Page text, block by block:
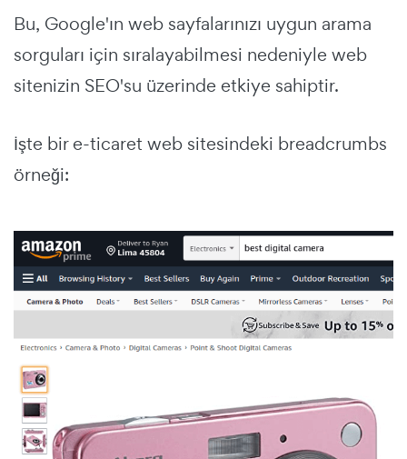
Bu, Google'ın web sayfalarınızı uygun arama
sorguları için sıralayabilmesi nedeniyle web
sitenizin SEO'su üzerinde etkiye sahiptir.
İşte bir e-ticaret web sitesindeki breadcrumbs
örneği: